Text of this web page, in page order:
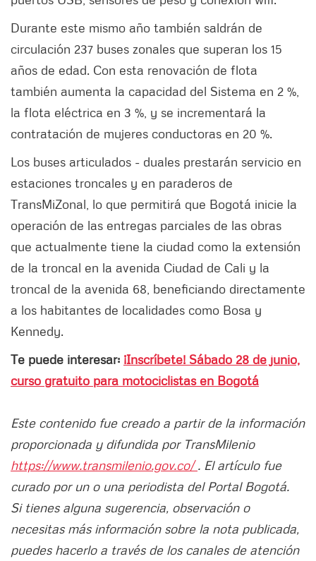
Durante este mismo año también saldrán de
circulación 237 buses zonales que superan los 15
años de edad. Con esta renovación de flota
también aumenta la capacidad del Sistema en 2 %,
la flota eléctrica en 3 %, y se incrementará la
contratación de mujeres conductoras en 20 %.
Los buses articulados - duales prestarán servicio en
estaciones troncales y en paraderos de
TransMiZonal, lo que permitirá que Bogotá inicie la
operación de las entregas parciales de las obras
que actualmente tiene la ciudad como la extensión
de la troncal en la avenida Ciudad de Cali y la
troncal de la avenida 68, beneficiando directamente
a los habitantes de localidades como Bosa y
Kennedy.
Te puede interesar: ¡Inscríbete! Sábado 28 de junio,
curso gratuito para motociclistas en Bogotá
Este contenido fue creado a partir de la información
proporcionada y difundida por TransMilenio
https://www.transmilenio.gov.co/. El artículo fue
curado por un o una periodista del Portal Bogotá.
Si tienes alguna sugerencia, observación o
necesitas más información sobre la nota publicada,
puedes hacerlo a través de los canales de atención